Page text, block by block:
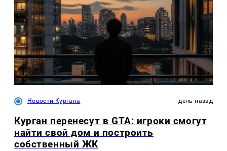
Новости Кургана день назад
Курган перенесут в GTA: игроки смогут
найти свой дом и построить
собственный ЖК